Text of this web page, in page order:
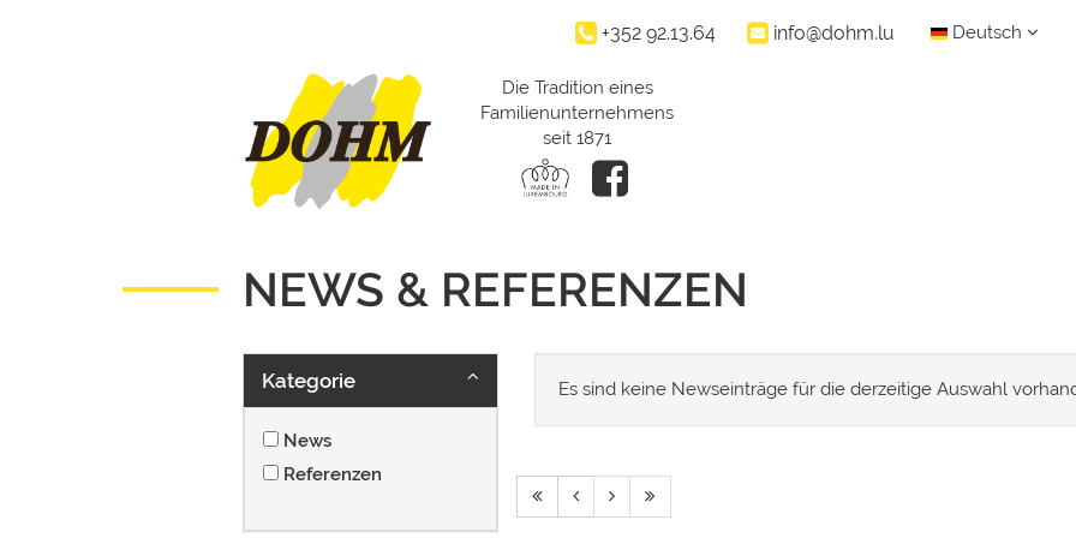
+352 92.13.64 info@dohm.lu Deutsch
Die Tradition eines
Familienunternehmens
seit 1871
NEWS & REFERENZEN
Kategorie
News
Referenzen
Es sind keine Newseinträge für die derzeitige Auswahl